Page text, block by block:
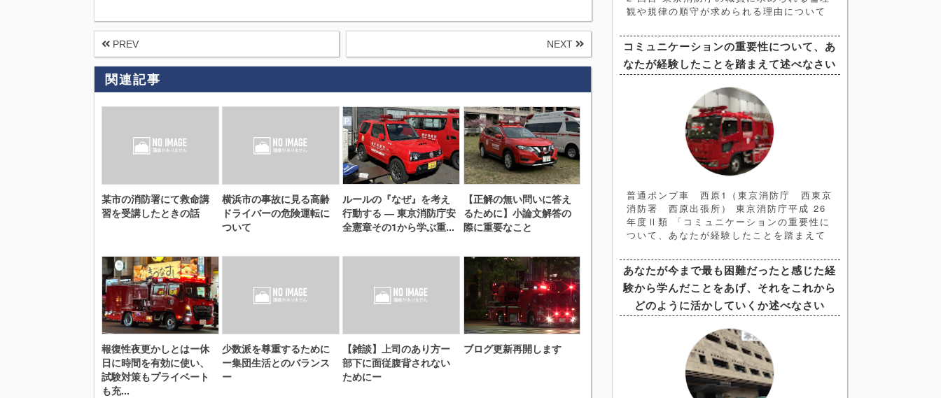
PREV NEXT
関連記事
某市の消防署にて救命講
習を受講したときの話
横浜市の事故に見る高齢
ドライバーの危険運転に
ついて
ルールの『なぜ』を考え
行動する ― 東京消防庁安
全憲章その1から学ぶ重...
【正解の無い問いに答え
るために】小論文解答の
際に重要なこと
報復性夜更かしとはー休
日に時間を有効に使い、
試験対策もプライベート
も充...
少数派を尊重するために
ー集団生活とのバランス
ー
【雑談】上司のあり方ー
部下に面従腹背されない
ためにー
ブログ更新再開します
観や規律の順守が求められる理由について
になります。 ＜ヒント編＞ ➀問題文の解
釈 今回の問題文のキーワードは 「倫理
観」と「規律の順守」 であることは間違い
なく、それを踏まえて論文を構成していく
ことになります。よって構成としては
コミュニケーションの重要性について、あ
なたが経験したことを踏まえて述べなさい
普通ポンプ車 西原1（東京消防庁 西東京
消防署 西原出張所） 東京消防庁平成 26
年度Ⅱ類 「コミュニケーションの重要性に
ついて、あなたが経験したことを踏まえて
す。まずは ＜ヒント編＞ を読み、論文を
書く練習をしてみましょう。 解答例はヒン
ト編の次にあります。 ＜ヒント編＞ 論題
分析→構成 今回の論題はやや抽象的なもの
となっており一見すると書きづらい印象で
すが、重要な点はズバリ
あなたが今まで最も困難だったと感じた経
験から学んだことをあげ、それをこれから
どのように活かしていくか述べなさい